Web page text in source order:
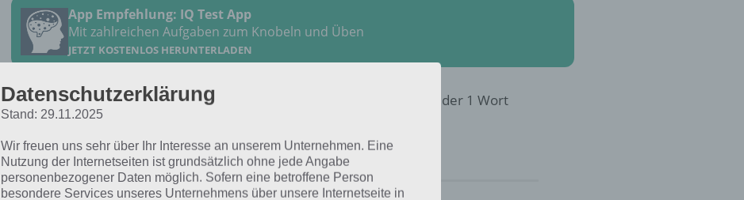
App Empfehlung: IQ Test App
Mit zahlreichen Aufgaben zum Knobeln und Üben
JETZT KOSTENLOS HERUNTERLADEN
Die Lösung für das tägliche Rätsel zu Schweden im Januar 2018 in 4 Bilder 1 Wort
vom 9.1.2018 lautet:
COVER
Datenschutzerklärung
Stand: 29.11.2025
Wir freuen uns sehr über Ihr Interesse an unserem Unternehmen. Eine
Nutzung der Internetseiten ist grundsätzlich ohne jede Angabe
personenbezogener Daten möglich. Sofern eine betroffene Person
besondere Services unseres Unternehmens über unsere Internetseite in